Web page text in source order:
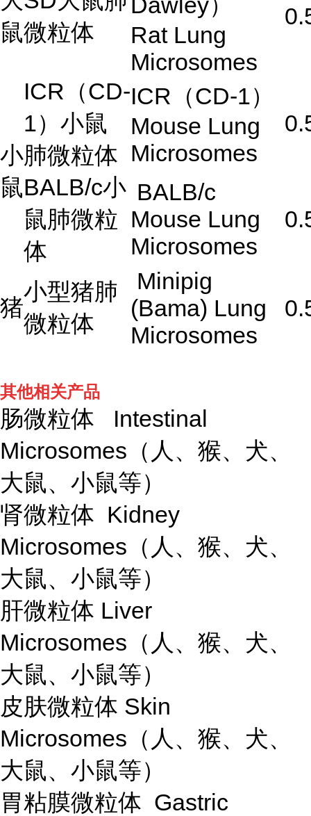
鼠微粒体
Rat Lung
Microsomes
小
鼠
ICR （CD-
1）小鼠
肺微粒体
ICR （CD-1）
Mouse Lung
Microsomes
BALB/c小
鼠肺微粒
体
BALB/c
Mouse Lung
Microsomes
猪
小型猪肺
微粒体
Minipig
(Bama) Lung
Microsomes
其他相关产品
肠微粒体 Intestinal
Microsomes（人、猴、犬、
大鼠、小鼠等）
肾微粒体 Kidney
Microsomes（人、猴、犬、
大鼠、小鼠等）
肝微粒体 Liver
Microsomes（人、猴、犬、
大鼠、小鼠等）
皮肤微粒体 Skin
Microsomes（人、猴、犬、
大鼠、小鼠等）
胃粘膜微粒体 Gastric